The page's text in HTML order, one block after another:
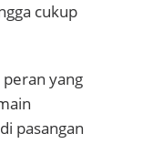
cukup
yang
pasangan